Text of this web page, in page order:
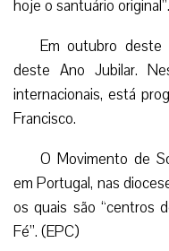
hoje o santuário original”.
Em outubro deste
deste Ano Jubilar.
internacionais, está
Francisco.
O Movimento de
em Portugal, nas
os quais são “centros
Fé”. (EPC)